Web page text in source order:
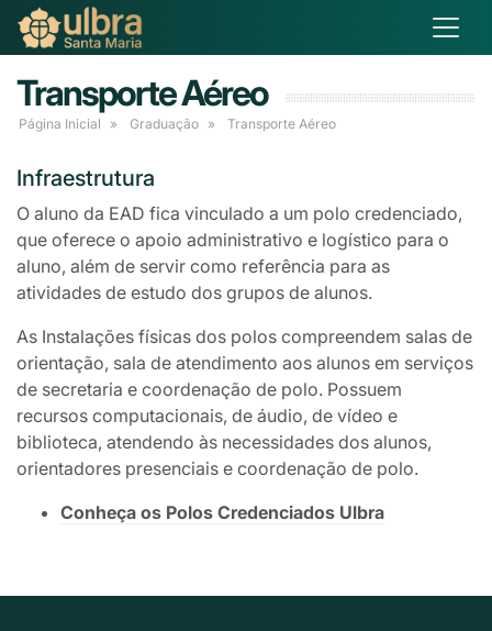
Transporte Aéreo
Página Inicial Graduação Transporte Aéreo
Infraestrutura
O aluno da EAD fica vinculado a um polo credenciado,
que oferece o apoio administrativo e logístico para o
aluno, além de servir como referência para as
atividades de estudo dos grupos de alunos.
As Instalações físicas dos polos compreendem salas de
orientação, sala de atendimento aos alunos em serviços
de secretaria e coordenação de polo. Possuem
recursos computacionais, de áudio, de vídeo e
biblioteca, atendendo às necessidades dos alunos,
orientadores presenciais e coordenação de polo.
Conheça os Polos Credenciados Ulbra